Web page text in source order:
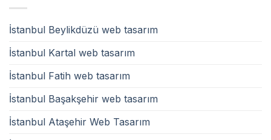
İstanbul Beylikdüzü web tasarım
İstanbul Kartal web tasarım
İstanbul Fatih web tasarım
İstanbul Başakşehir web tasarım
İstanbul Ataşehir Web Tasarım